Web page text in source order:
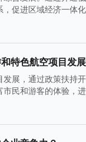
促进区域经济一体
特色航空项目发
展，通过政策扶持
民和游客的体验，